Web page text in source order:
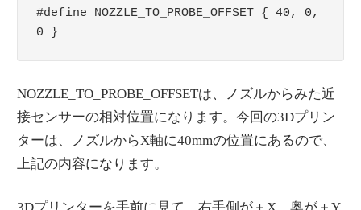
#define NOZZLE_TO_PROBE_OFFSET { 40, 0,
0 }
NOZZLE_TO_PROBE_OFFSETは、ノズルからみた近
接センサーの相対位置になります。今回の3Dプリン
ターは、ノズルからX軸に40mmの位置にあるので、
上記の内容になります。